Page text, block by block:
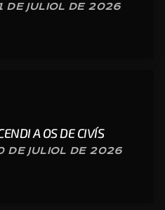
DE JULIOL DE 2026
A OS DE CIVÍS
DE JULIOL DE 2026